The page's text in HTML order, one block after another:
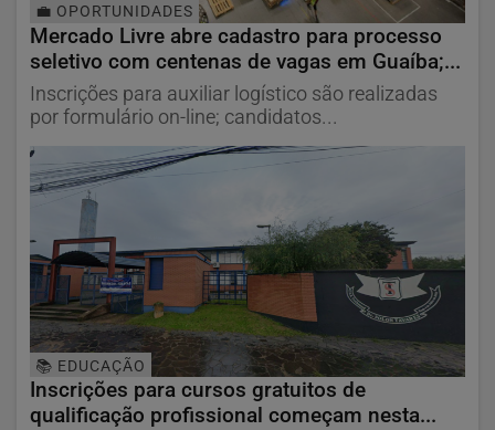
💼 OPORTUNIDADES
Mercado Livre abre cadastro para processo
seletivo com centenas de vagas em Guaíba;...
Inscrições para auxiliar logístico são realizadas
por formulário on-line; candidatos...
📚 EDUCAÇÃO
Inscrições para cursos gratuitos de
qualificação profissional começam nesta...